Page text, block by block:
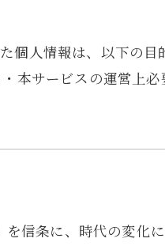
個人情報は、以下の目
本サービスの運営上
信条に、時代の変化